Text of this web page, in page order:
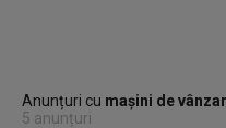
Anunțuri cu mașini de vânzare
5 anunțuri